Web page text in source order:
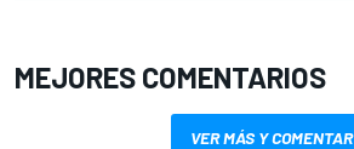
MEJORES COMENTARIOS
VER MÁS Y COMENTAR